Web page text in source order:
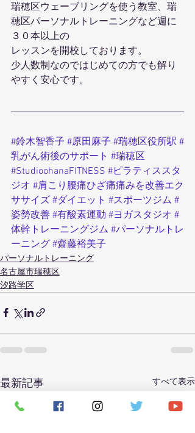
瑞穂区ウェーブリングを使う教室、瑞
穂区パーソナルトレーニングなど週に
３０本以上の
レッスンを開校しております。
少人数制なのではじめての方でも解り
やすく安心です。
#鈴木智香子 #原田麻子 #瑞穂区役所駅 #
乳がん術後のサポート #瑞穂区
#StudioohanaFITNESS #ピラティススタ
ジオ #肩こり腰痛ひざ痛痛みを改善エク
ササイズ #ダイエット #スポーツジム #
姿勢改善 #有酸素運動 #ヨガスタジオ #
体幹トレーニングジム #パーソナルトレ
ーニング #齋藤裕美子
パーソナルトレーニング
名古屋市瑞穂区
汐路学区
最新記事 すべて表示